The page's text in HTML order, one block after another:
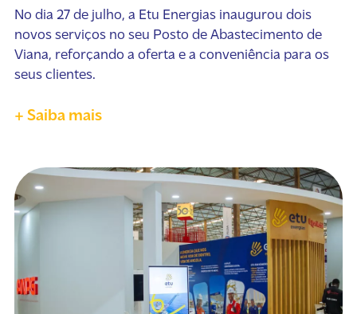
No dia 27 de julho, a Etu Energias inaugurou dois
novos serviços no seu Posto de Abastecimento de
Viana, reforçando a oferta e a conveniência para os
seus clientes.
+ Saiba mais